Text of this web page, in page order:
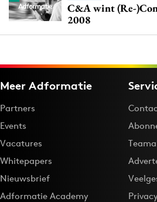
C&A wint (Re-
2008
Meer Adformatie
Partners
Events
Vacatures
Whitepapers
Nieuwsbrief
Adformatie Academy